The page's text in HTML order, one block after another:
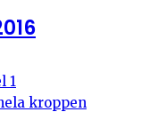
1
kroppen